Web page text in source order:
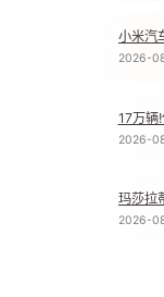
2026-
17万辆
2026-
2026-